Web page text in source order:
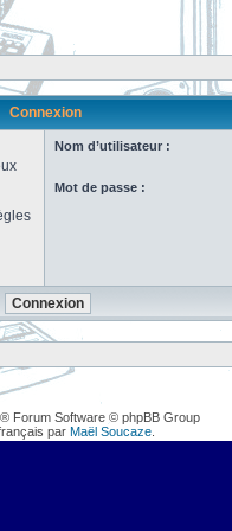
Connexion
Nom d’utilisateur :
Mot de passe :
® Forum Software © phpBB Group
par Maël Soucaze.